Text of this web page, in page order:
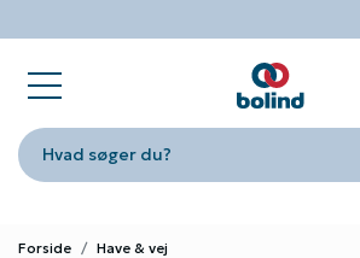
Hvad søger du?
Forside Have & vej